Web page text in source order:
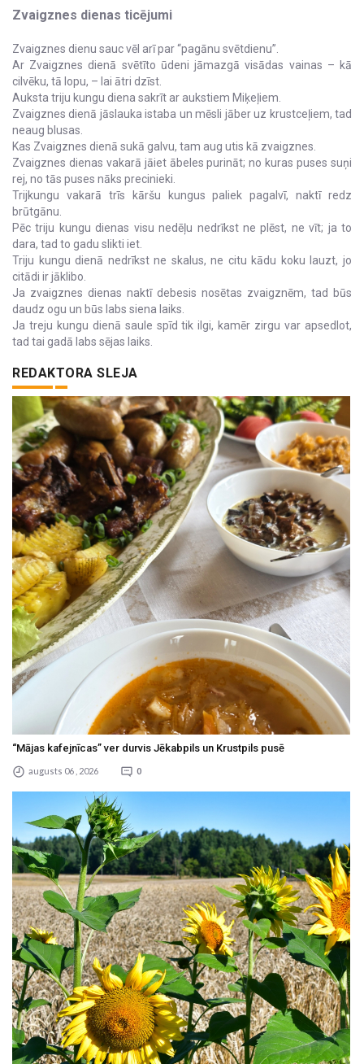
Zvaigznes dienas ticējumi
Zvaigznes dienu sauc vēl arī par “pagānu svētdienu”.
Ar Zvaigznes dienā svētīto ūdeni jāmazgā visādas vainas – kā
cilvēku, tā lopu, – lai ātri dzīst.
Auksta triju kungu diena sakrīt ar aukstiem Miķeļiem.
Zvaigznes dienā jāslauka istaba un mēsli jāber uz krustceļiem, tad
neaug blusas.
Kas Zvaigznes dienā sukā galvu, tam aug utis kā zvaigznes.
Zvaigznes dienas vakarā jāiet ābeles purināt; no kuras puses suņi
rej, no tās puses nāks precinieki.
Trijkungu vakarā trīs kāršu kungus paliek pagalvī, naktī redz
brūtgānu.
Pēc triju kungu dienas visu nedēļu nedrīkst ne plēst, ne vīt; ja to
dara, tad to gadu slikti iet.
Triju kungu dienā nedrīkst ne skalus, ne citu kādu koku lauzt, jo
citādi ir jāklibo.
Ja zvaigznes dienas naktī debesis nosētas zvaigznēm, tad būs
daudz ogu un būs labs siena laiks.
Ja treju kungu dienā saule spīd tik ilgi, kamēr zirgu var apsedlot,
tad tai gadā labs sējas laiks.
REDAKTORA SLEJA
“Mājas kafejnīcas” ver durvis Jēkabpils un Krustpils pusē
augusts 06 , 2026 0